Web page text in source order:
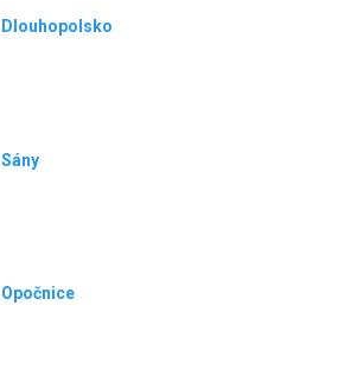
Dlouhopolsko
Sány
Opočnice